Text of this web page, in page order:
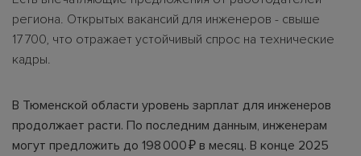
региона. Открытых вакансий для инженеров - свыше
17 700, что отражает устойчивый спрос на технические
кадры.
В Тюменской области уровень зарплат для инженеров
продолжает расти. По последним данным, инженерам
могут предложить до 198 000 ₽ в месяц. В конце 2025